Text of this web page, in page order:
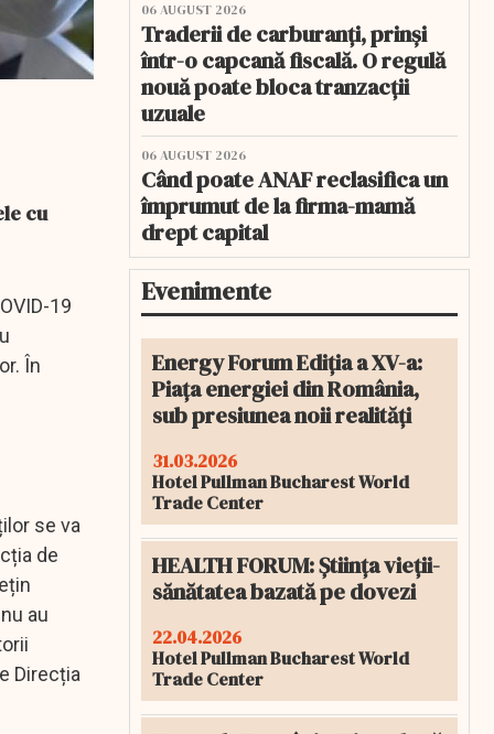
cu
19
În
se va
de
au
Direcția
06 AUGUST 2026
Traderii de carburanți, prinși
într-o capcană fiscală. O regulă
nouă poate bloca tranzacții
uzuale
06 AUGUST 2026
Când poate ANAF reclasifica un
împrumut de la firma-mamă
drept capital
Evenimente
Energy Forum Ediția a XV-a:
Piața energiei din România,
sub presiunea noii realități
31.03.2026
Hotel Pullman Bucharest World
Trade Center
HEALTH FORUM: Știința vieții-
sănătatea bazată pe dovezi
22.04.2026
Hotel Pullman Bucharest World
Trade Center